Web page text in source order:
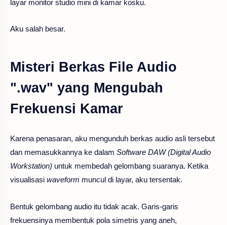
layar monitor studio mini di kamar kosku.
Aku salah besar.
Misteri Berkas File Audio
".wav" yang Mengubah
Frekuensi Kamar
Karena penasaran, aku mengunduh berkas audio asli tersebut
dan memasukkannya ke dalam Software DAW (Digital Audio
Workstation) untuk membedah gelombang suaranya. Ketika
visualisasi waveform muncul di layar, aku tersentak.
Bentuk gelombang audio itu tidak acak. Garis-garis
frekuensinya membentuk pola simetris yang aneh,